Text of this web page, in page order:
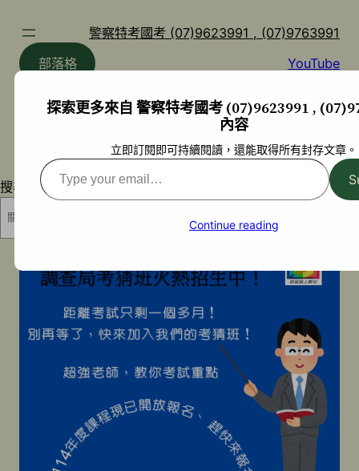
警察特考國考 (07)9623991 , (07)9763991
部落格
YouTube
搜尋
探索更多來自 警察特考國考 (07)9623991 ,
內容
立即訂閱即可持續閱讀，還能取得所有封存文章。
Type
your
Continue reading